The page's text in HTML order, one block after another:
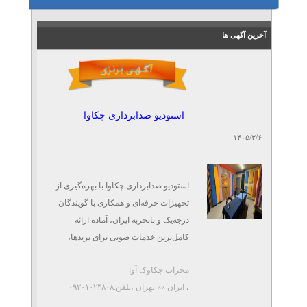
نویسی توسط تیم حرفه‌ای
خوشنویسی در اصفهان
مجید شهیدی
آخرین آگهی ها
۱۴۰۵/۲/۶
استودیو صدابرداری چکاوا
استودیو صدابرداری چکاوا با بهره‌گیری از
تجهیزات حرفه‌ای و همکاری با گویندگان
درجه‌یک و باتجربه ایران، آماده ارائه
کامل‌ترین خدمات صوتی برای برندها،
محراب چکاوک آوا
، ایران »» تهران ،تلفن:۰۹۲۰۱۰۲۴۸۰۸